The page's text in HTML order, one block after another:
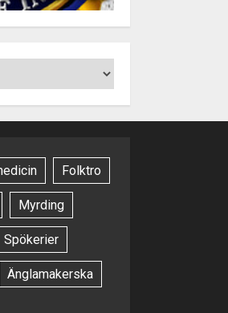
Folktro
Myrding
Spökerier
Änglamakerska